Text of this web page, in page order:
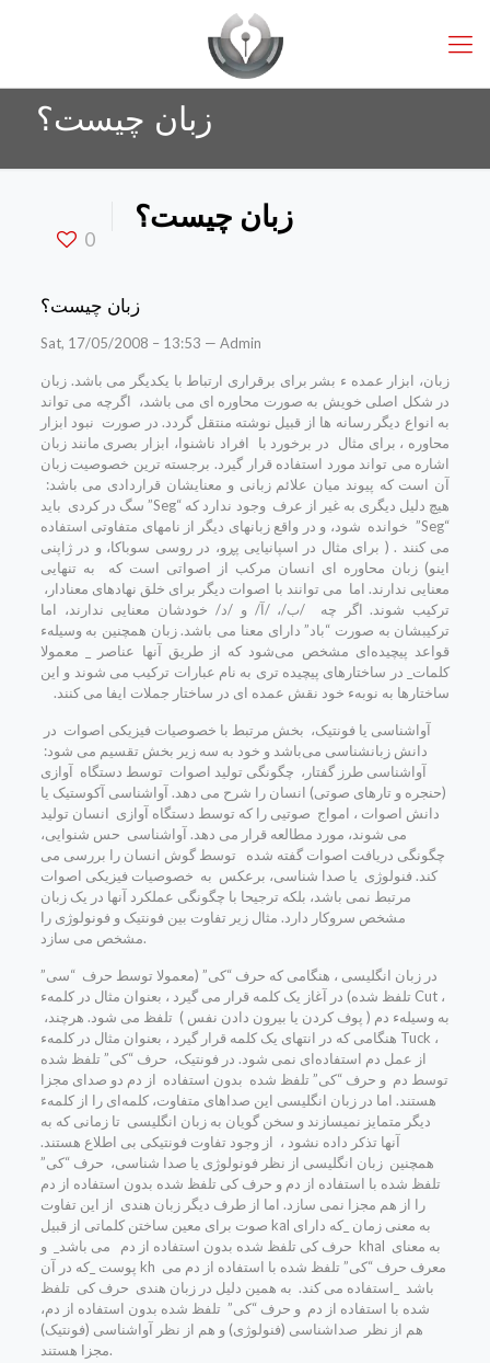
زبان چیست؟
0
زبان چیست؟
زبان چیست؟
Sat, 17/05/2008 – 13:53 — Admin
زبان، ابزار عمده ء بشر برای برقراری ارتباط با یکدیگر می باشد. زبان
در شکل اصلی خویش به صورت محاوره ای می باشد، اگرچه می تواند
به انواع دیگر رسانه ها از قبیل نوشته منتقل گردد. در صورت نبود ابزار
محاوره ، برای مثال در برخورد با افراد ناشنوا، ابزار بصری مانند زبان
اشاره می تواند مورد استفاده قرار گیرد. برجسته ترین خصوصیت زبان
آن است که پیوند میان علائم زبانی و معنایشان قراردادی می باشد:
هیچ دلیل دیگری به غیر از عرف وجود ندارد که “Seg” سگ در کردی باید
“Seg” خوانده شود، و در واقع زبانهای دیگر از نامهای متفاوتی استفاده
می کنند . ( برای مثال در اسپانیایی پڕو، در روسی سوباکا، و در ژاپنی
اینو) زبان محاوره ای انسان مرکب از اصواتی است که به تنهایی
معنایی ندارند. اما می توانند با اصوات دیگر برای خلق نهادهای معنادار،
ترکیب شوند. اگر چه /ب/، /آ/ و /د/ خودشان معنایی ندارند، اما
ترکیبشان به صورت “باد” دارای معنا می باشد. زبان همچنین به وسیلهء
قواعد پیچیده‌ای مشخص می‌شود که از طریق آنها عناصر _ معمولا
کلمات_ در ساختارهای پیچیده تری به نام عبارات ترکیب می شوند و این
ساختارها به نوبهء خود نقش عمده ای در ساختار جملات ایفا می کنند.
دانش زبانشناسی می‌باشد و خود به سه زیر بخش تقسیم می شود:
آواشناسی طرز گفتار، چگونگی تولید اصوات توسط دستگاه آوازی
(حنجره و تارهای صوتی) انسان را شرح می دهد. آواشناسی آکوستیک یا
دانش اصوات ، امواج صوتیی را که توسط دستگاه آوازی انسان تولید
می شوند، مورد مطالعه قرار می دهد. آواشناسی حس شنوایی،
چگونگی دریافت اصوات گفته شده توسط گوش انسان را بررسی می
کند. فنولوژی یا صدا شناسی، برعکس به خصوصیات فیزیکی اصوات
مرتبط نمی باشد، بلکه ترجیحا با چگونگی عملکرد آنها در یک زبان
مشخص سروکار دارد. مثال زیر تفاوت بین فونتیک و فونولوژی را
مشخص می سازد.
در زبان انگلیسی ، هنگامی که حرف “کی” (معمولا توسط حرف “سی”
تلفظ شده) در آغاز یک کلمه قرار می گیرد ، بعنوان مثال در کلمهء Cut ،
به وسیلهء دم ( پوف کردن یا بیرون دادن نفس ) تلفظ می شود. هرچند،
هنگامی که در انتهای یک کلمه قرار گیرد ، بعنوان مثال در کلمهء Tuck ،
از عمل دم استفاده‌ای نمی شود. در فونتیک، حرف “کی” تلفظ شده
توسط دم و حرف “کی” تلفظ شده بدون استفاده از دم دو صدای مجزا
هستند. اما در زبان انگلیسی این صداهای متفاوت، کلمه‌ای را از کلمهء
دیگر متمایز نمیسازند و سخن گویان به زبان انگلیسی تا زمانی که به
آنها تذکر داده نشود ، از وجود تفاوت فونتیکی بی اطلاع هستند.
همچنین زبان انگلیسی از نظر فونولوژی یا صدا شناسی، حرف “کی”
تلفظ شده با استفاده از دم و حرف کی تلفظ شده بدون استفاده از دم
را از هم مجزا نمی سازد. اما از طرف دیگر زبان هندی از این تفاوت
صوت برای معین ساختن کلماتی از قبیل kal به معنی زمان _که دارای
حرف کی تلفظ شده بدون استفاده از دم می باشد_ و khal به معنای
پوست _که در آن kh معرف حرف “کی” تلفظ شده با استفاده از دم می
باشد _استفاده می کند. به همین دلیل در زبان هندی حرف کی تلفظ
شده با استفاده از دم و حرف “کی” تلفظ شده بدون استفاده از دم،
هم از نظر صداشناسی (فنولوژی) و هم از نظر آواشناسی (فونتیک)
مجزا هستند.